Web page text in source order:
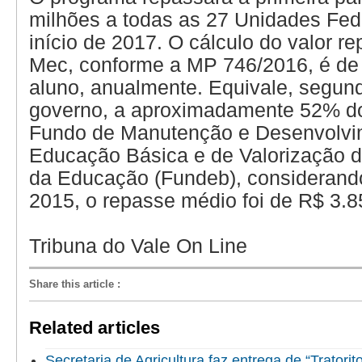
milhões a todas as 27 Unidades
início de 2017. O cálculo do valor
Mec, conforme a MP 746/2016, é
aluno, anualmente. Equivale,
governo, a aproximadamente 52%
Fundo de Manutenção e
Educação Básica e de Valorização
da Educação (Fundeb),
2015, o repasse médio foi de R$
Tribuna do Vale On Line
Share this article :
Related articles